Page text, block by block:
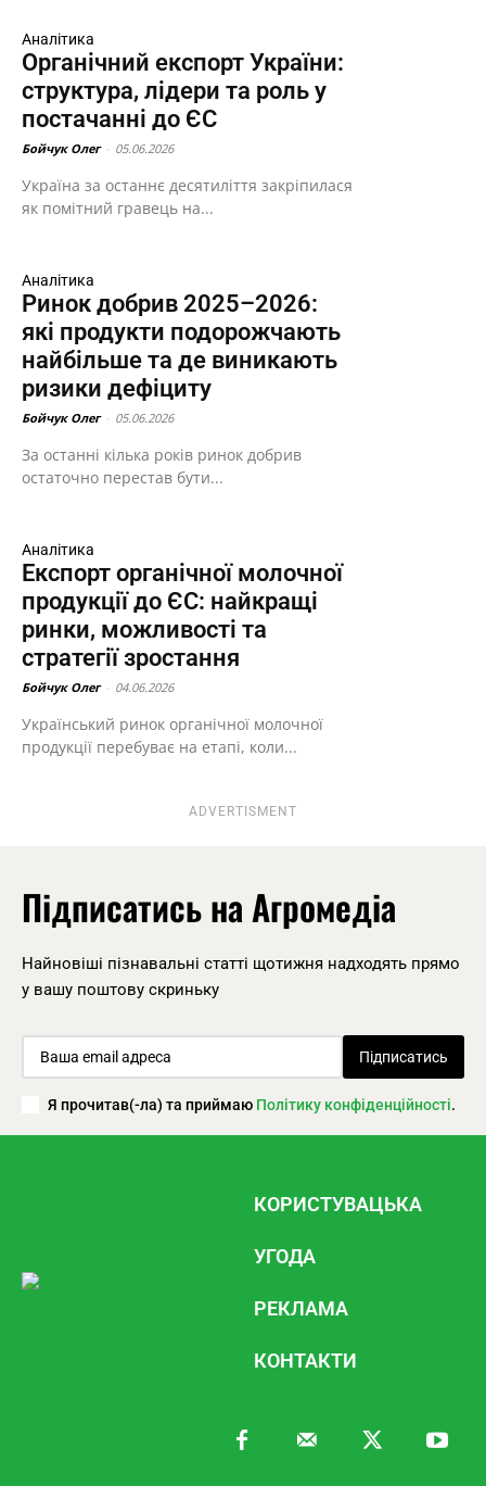
Аналітика
Органічний експорт України:
структура, лідери та роль у
постачанні до ЄС
Бойчук Олег 05.06.2026
Україна за останнє десятиліття закріпилася
як помітний гравець на...
Аналітика
Ринок добрив 2025–2026:
які продукти подорожчають
найбільше та де виникають
ризики дефіциту
Бойчук Олег 05.06.2026
За останні кілька років ринок добрив
остаточно перестав бути...
Аналітика
Експорт органічної молочної
продукції до ЄС: найкращі
ринки, можливості та
стратегії зростання
Бойчук Олег 04.06.2026
Український ринок органічної молочної
продукції перебуває на етапі, коли...
ADVERTISMENT
Підписатись на Агромедіа
Найновіші пізнавальні статті щотижня надходять прямо
у вашу поштову скриньку
Підписатись
Я прочитав(-ла) та приймаю Політику конфіденційності.
КОРИСТУВАЦЬКА
УГОДА
РЕКЛАМА
КОНТАКТИ